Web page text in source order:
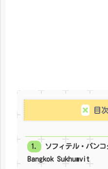
目
ソフィテル・バン
Bangkok Sukhumvit